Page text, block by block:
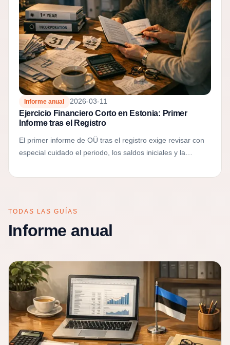
Informe anual 2026-03-11
Ejercicio Financiero Corto en Estonia: Primer
Informe tras el Registro
El primer informe de OÜ tras el registro exige revisar con
especial cuidado el periodo, los saldos iniciales y la
TODAS LAS GUÍAS
Informe anual